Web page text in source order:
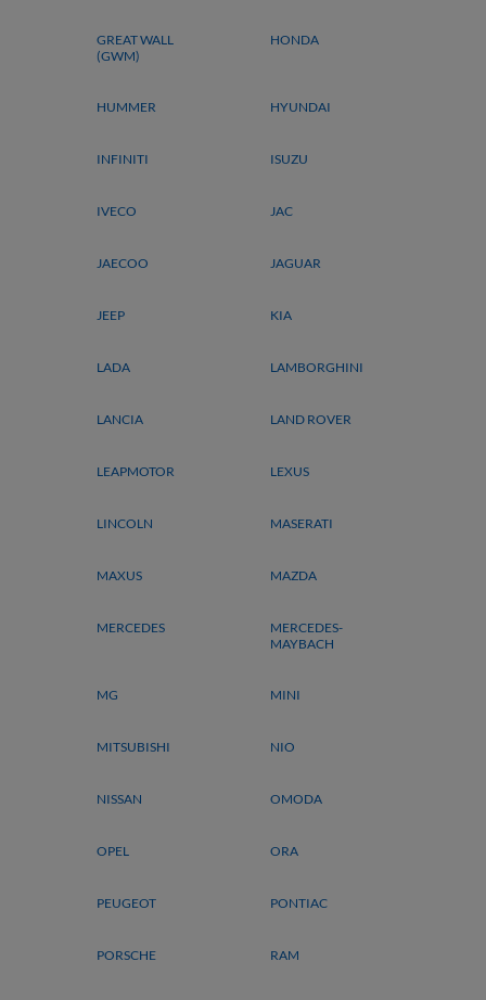
GREAT WALL
(GWM)
HONDA
HUMMER HYUNDAI
INFINITI ISUZU
IVECO JAC
JAECOO JAGUAR
JEEP KIA
LADA LAMBORGHINI
LANCIA LAND ROVER
LEAPMOTOR LEXUS
LINCOLN MASERATI
MAXUS MAZDA
MERCEDES
MERCEDES-
MAYBACH
MG MINI
MITSUBISHI NIO
NISSAN OMODA
OPEL ORA
PEUGEOT PONTIAC
PORSCHE RAM